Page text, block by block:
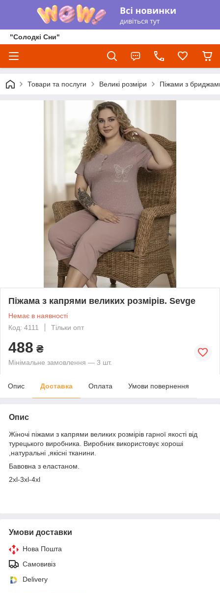
"Солодкі Сни"
Товари та послуги Великі розміри Піжами з
Піжама з капрями великих розмірів. Sevge
Немає в наявності
Код: 4111
Тільки опт
488 ₴
Мінімальне замовлення — 3 шт.
Опис Доставка Оплата Умови повернення
Опис
Жіночі піжами з капрями великих розмірів гарної якості від
турецького виробника. Виробник використовує хороші
,натуральні ,якісні тканини.
Бавовна з еластаном.
2xl-3xl-4xl
Умови доставки
Нова Пошта
Самовивіз
Delivery